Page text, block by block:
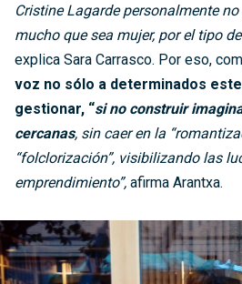
Cristine Lagarde personalmente
mucho que sea mujer, por el tipo
explica Sara Carrasco. Por eso,
voz no sólo a determinados
gestionar, “si no construir
cercanas, sin caer en la
“folclorización”, visibilizando las
emprendimiento”, afirma Arantxa.